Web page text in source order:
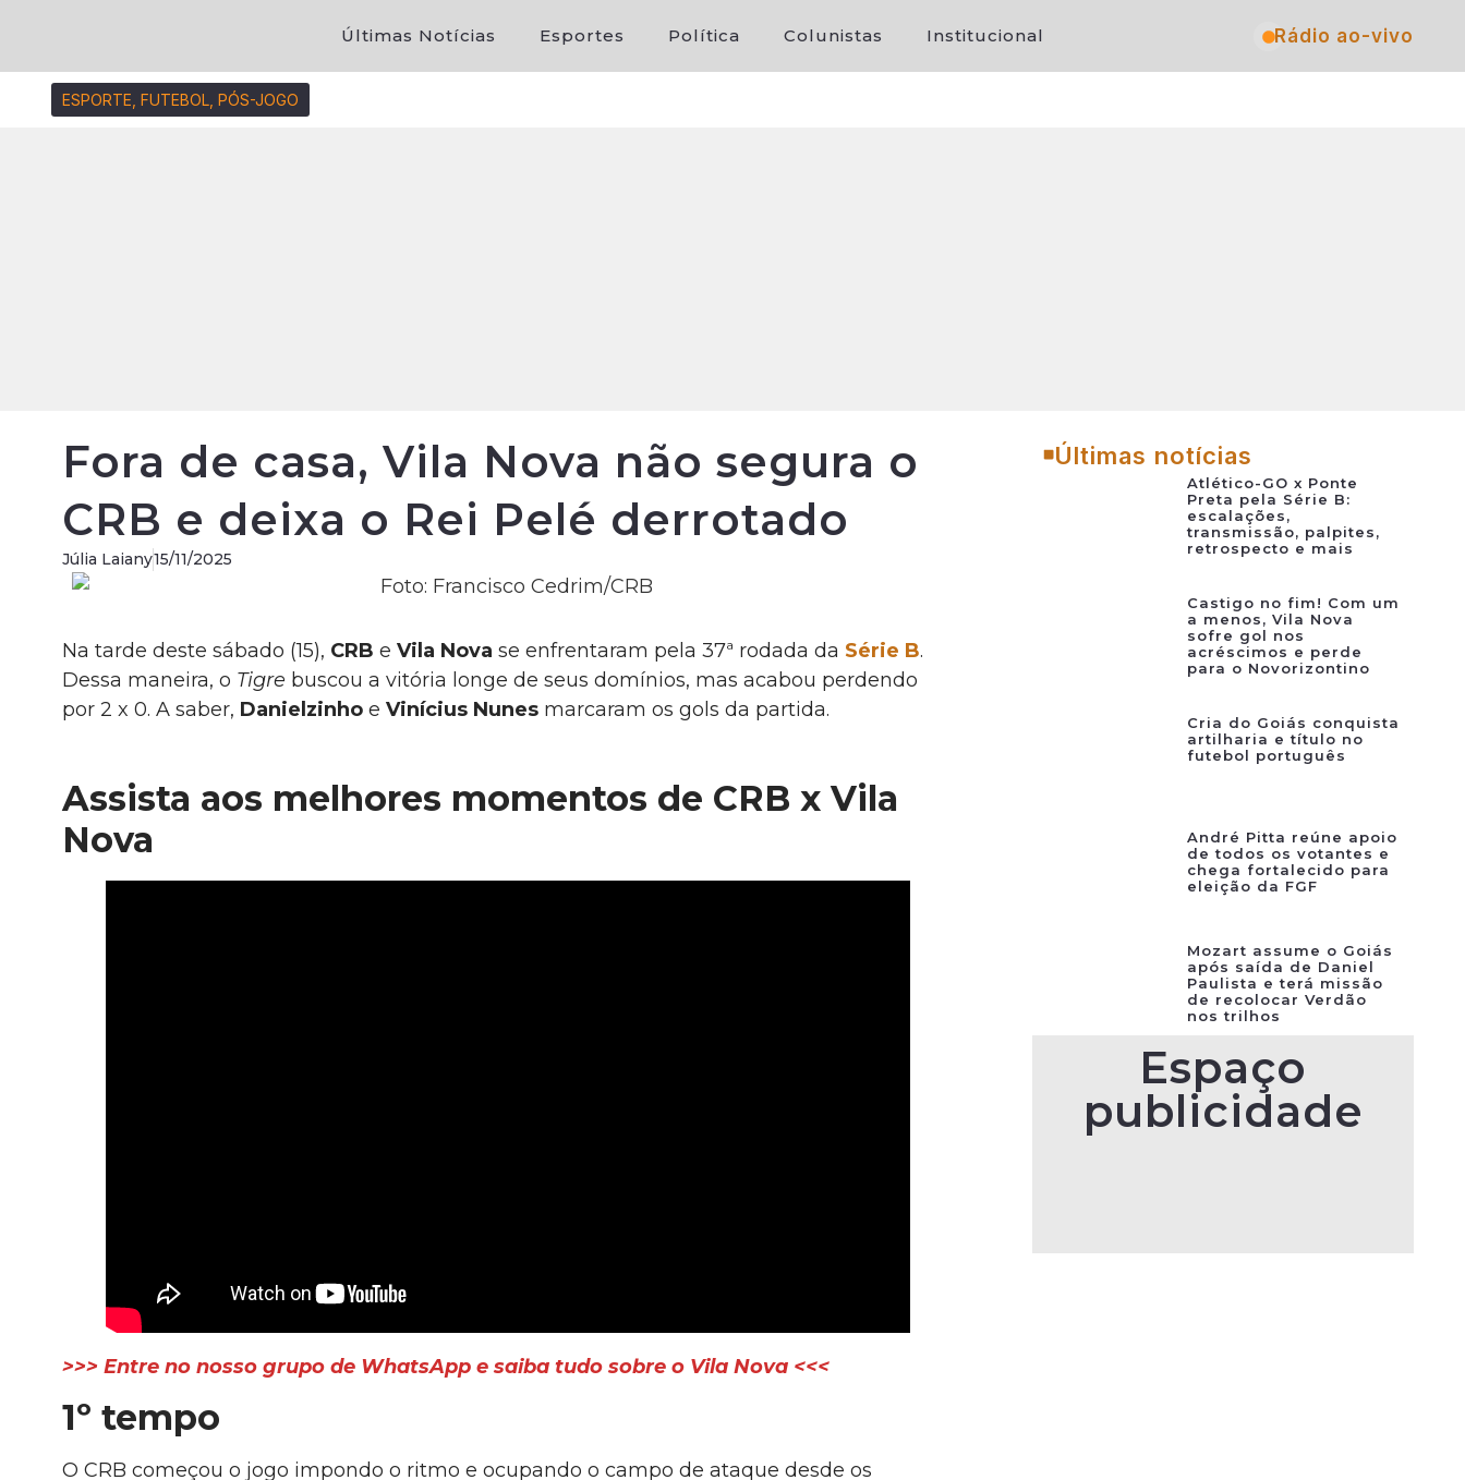
Últimas Notícias Esportes Política Colunistas Institucional Rádio ao-vivo
ESPORTE FUTEBOL PÓS-JOGO
Fora de casa, Vila Nova não segura o
CRB e deixa o Rei Pelé derrotado
Júlia Laiany15/11/2025
Na tarde deste sábado (15), CRB e Vila Nova se enfrentaram pela 37ª rodada da Série B.
Dessa maneira, o Tigre buscou a vitória longe de seus domínios, mas acabou perdendo
por 2 x 0. A saber, Danielzinho e Vinícius Nunes marcaram os gols da partida.
Assista aos melhores momentos de CRB x Vila
Nova
>>> Entre no nosso grupo de WhatsApp e saiba tudo sobre o Vila Nova <<<
1º tempo
O CRB começou o jogo impondo o ritmo e ocupando o campo de ataque desde os
Últimas notícias
Atlético-GO x Ponte
Preta pela Série B:
escalações,
transmissão, palpites,
retrospecto e mais
Castigo no fim! Com um
a menos, Vila Nova
sofre gol nos
acréscimos e perde
para o Novorizontino
Cria do Goiás conquista
artilharia e título no
futebol português
André Pitta reúne apoio
de todos os votantes e
chega fortalecido para
eleição da FGF
Mozart assume o Goiás
após saída de Daniel
Paulista e terá missão
de recolocar Verdão
nos trilhos
Espaço
publicidade